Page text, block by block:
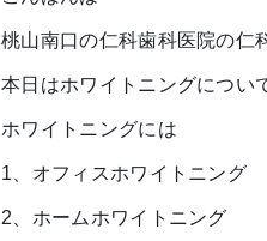
桃山南口の仁科歯科医院の仁
本日はホワイトニングについ
ホワイトニングには
1、オフィスホワイトニング
2、ホームホワイトニング